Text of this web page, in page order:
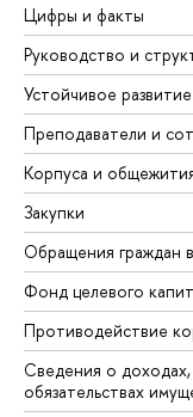
Цифры и факты
Руководство и
Устойчивое
Преподаватели и
Корпуса и
Закупки
Обращения
Фонд целевого
Противодействие
Сведения о
обязательствах